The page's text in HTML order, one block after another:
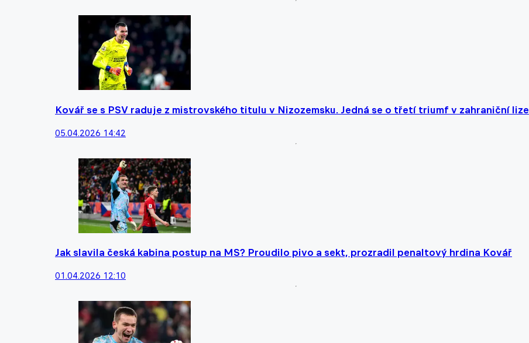
Kovář se s PSV raduje z mistrovského titulu v Nizozemsku. Jedná se o třetí triumf v zahraniční lize
05.04.2026 14:42
Jak slavila česká kabina postup na MS? Proudilo pivo a sekt, prozradil penaltový hrdina Kovář
01.04.2026 12:10